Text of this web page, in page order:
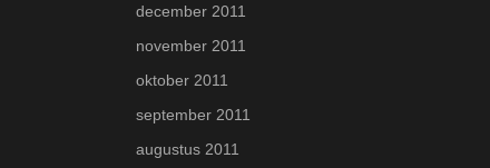
december 2011
november 2011
oktober 2011
september 2011
augustus 2011